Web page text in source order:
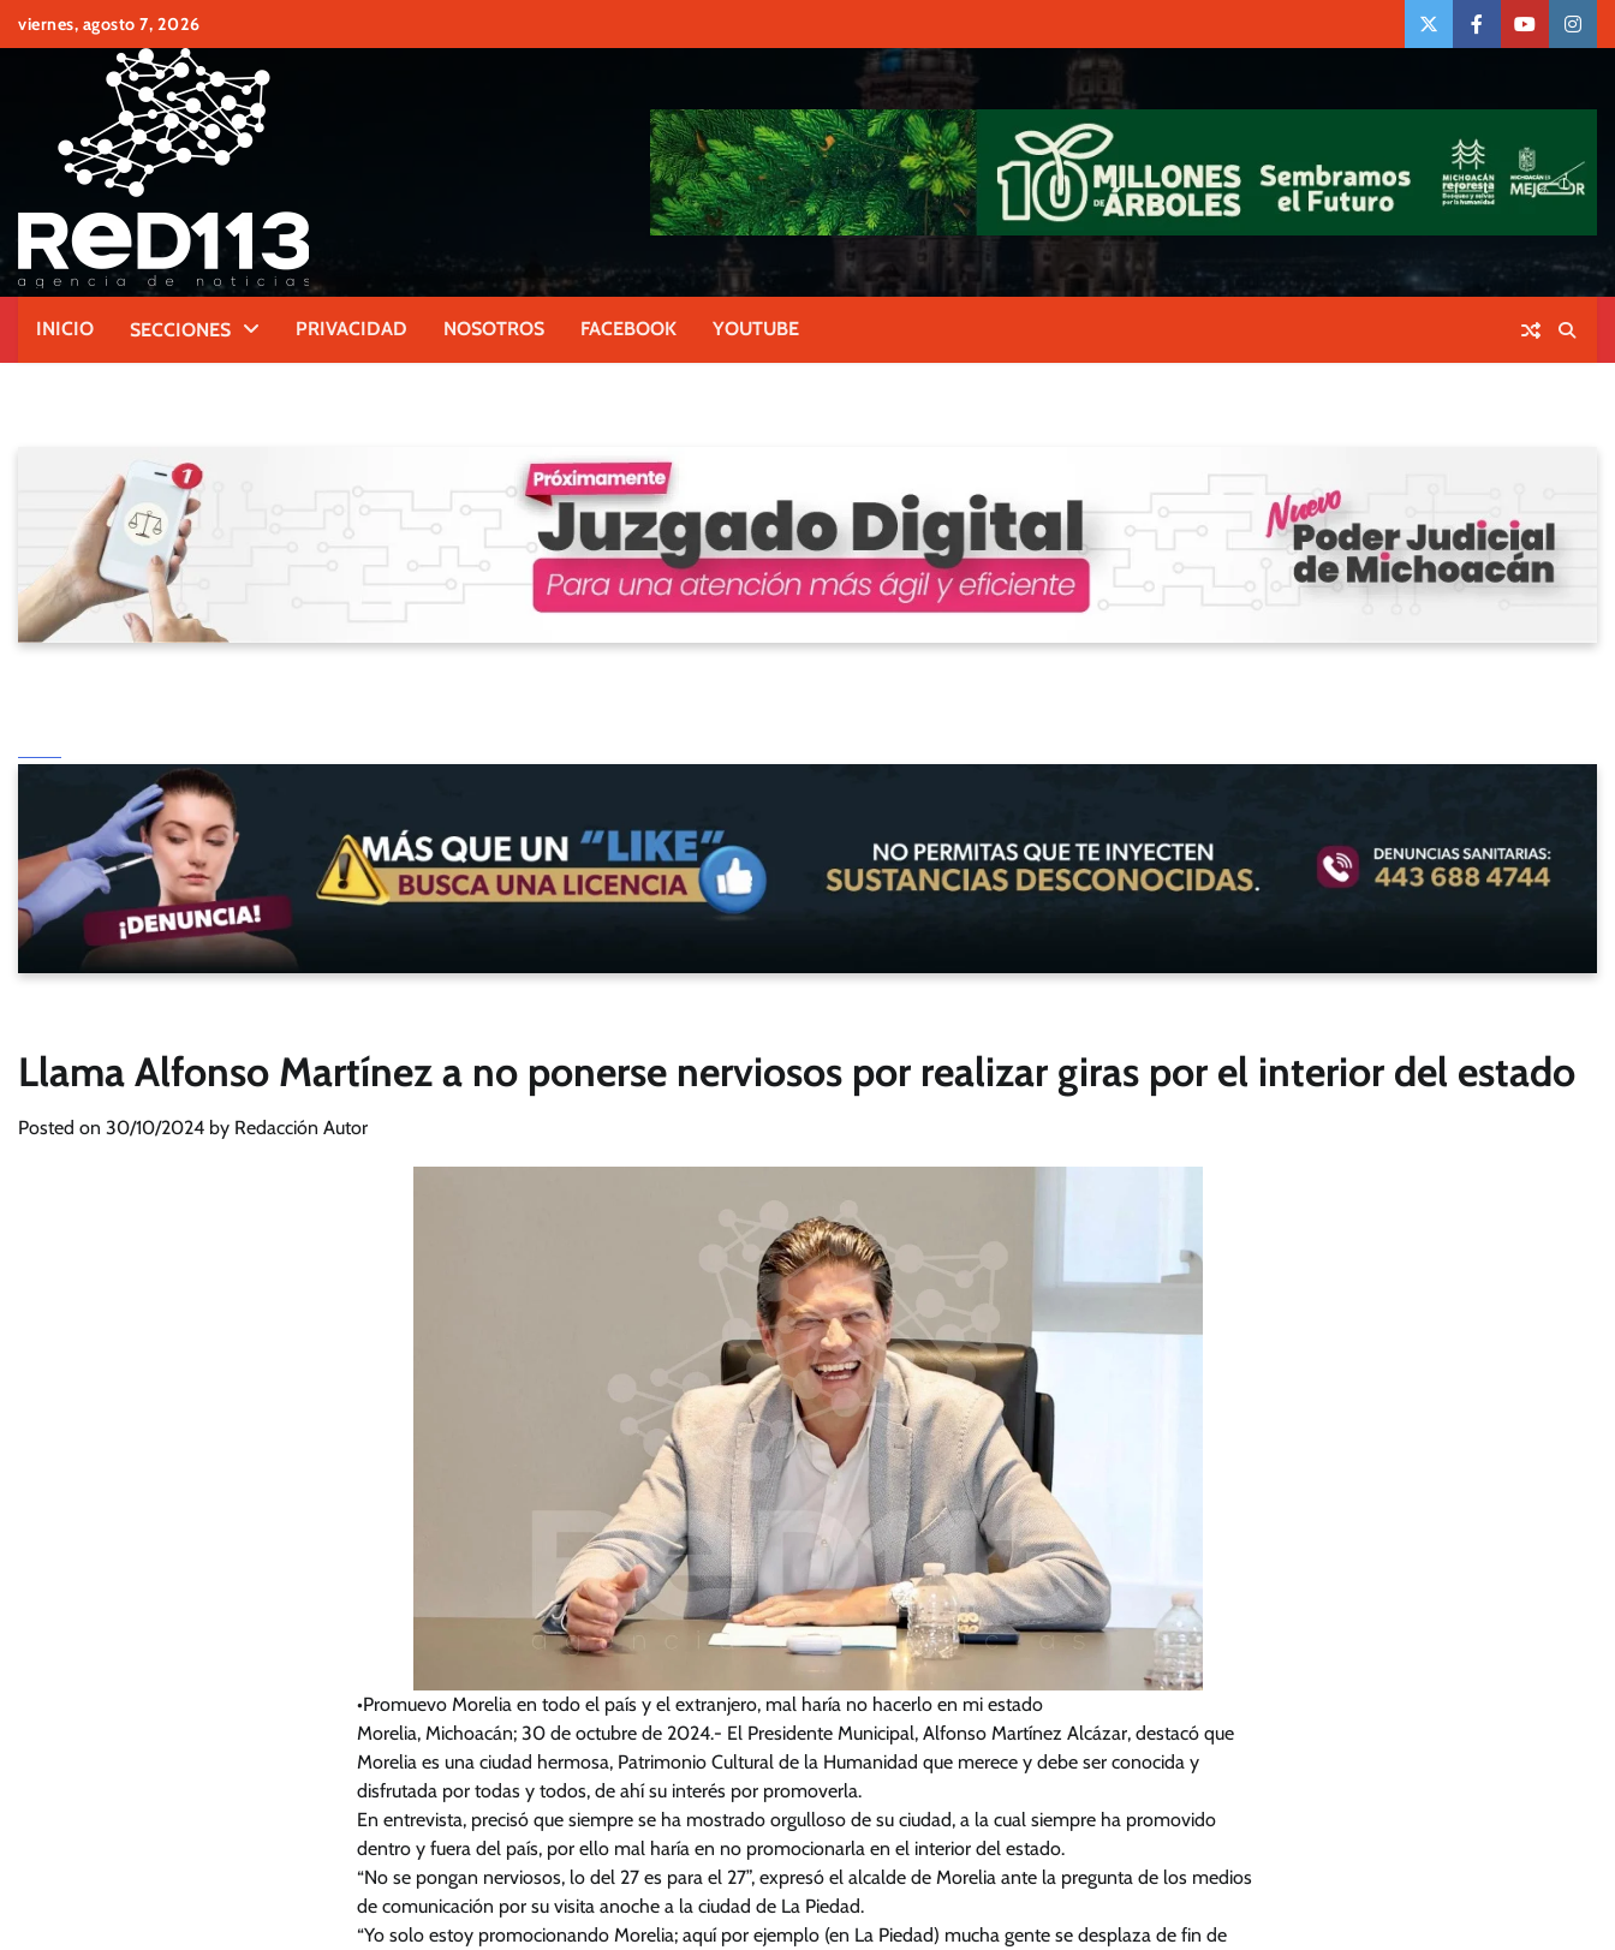
Skipviernes, agosto 7, 2026
twiter Face Youtubeinsta
INICIO SECCIONES PRIVACIDAD NOSOTROS FACEBOOK YOUTUBE
Llama Alfonso Martínez a no ponerse nerviosos por realizar giras por el interior del estado
Posted on 30/10/2024 by Redacción Autor
•Promuevo Morelia en todo el país y el extranjero, mal haría no hacerlo en mi estado
Morelia, Michoacán; 30 de octubre de 2024.- El Presidente Municipal, Alfonso Martínez Alcázar, destacó que
Morelia es una ciudad hermosa, Patrimonio Cultural de la Humanidad que merece y debe ser conocida y
disfrutada por todas y todos, de ahí su interés por promoverla.
En entrevista, precisó que siempre se ha mostrado orgulloso de su ciudad, a la cual siempre ha promovido
dentro y fuera del país, por ello mal haría en no promocionarla en el interior del estado.
“No se pongan nerviosos, lo del 27 es para el 27”, expresó el alcalde de Morelia ante la pregunta de los medios
de comunicación por su visita anoche a la ciudad de La Piedad.
“Yo solo estoy promocionando Morelia; aquí por ejemplo (en La Piedad) mucha gente se desplaza de fin de